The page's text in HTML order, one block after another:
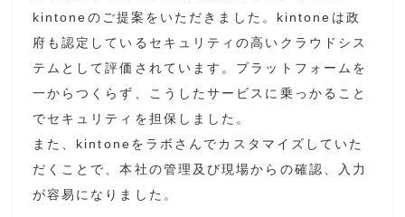
kintoneのご提案をいただきました。kintoneは政
府も認定しているセキュリティの高いクラウドシス
テムとして評価されています。プラットフォームを
一からつくらず、こうしたサービスに乗っかること
でセキュリティを担保しました。
また、kintoneをラボさんでカスタマイズしていた
だくことで、本社の管理及び現場からの確認、入力
が容易になりました。